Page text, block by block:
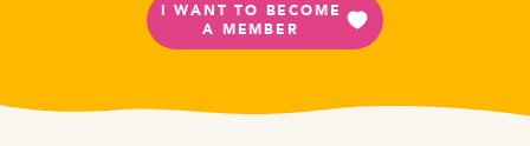
I WANT TO BECOME
A MEMBER